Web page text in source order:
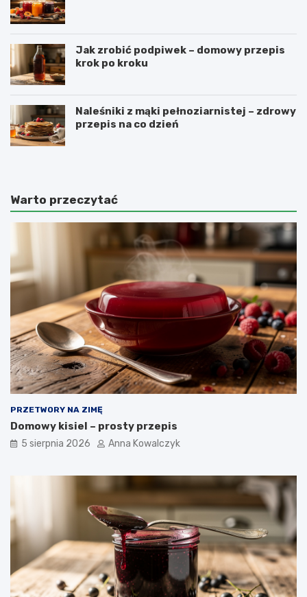
Jak zrobić podpiwek – domowy przepis
krok po kroku
Naleśniki z mąki pełnoziarnistej – zdrowy
przepis na co dzień
Warto przeczytać
PRZETWORY NA ZIMĘ
Domowy kisiel – prosty przepis
5 sierpnia 2026 Anna Kowalczyk